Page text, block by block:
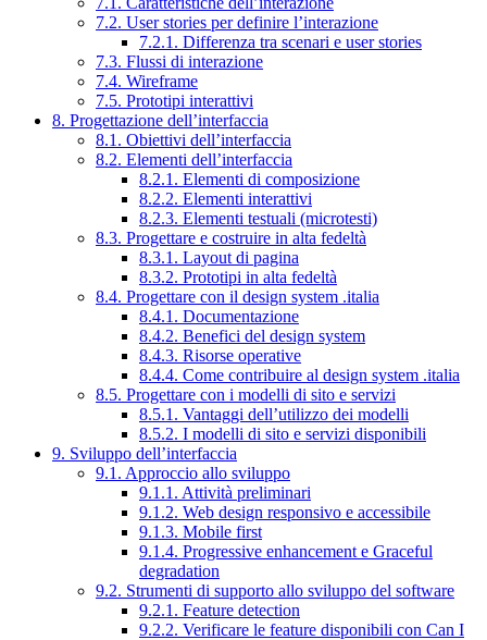
7.2. User stories per definire l’interazione
7.2.1. Differenza tra scenari e user stories
7.3. Flussi di interazione
7.4. Wireframe
7.5. Prototipi interattivi
8. Progettazione dell’interfaccia
8.1. Obiettivi dell’interfaccia
8.2. Elementi dell’interfaccia
8.2.1. Elementi di composizione
8.2.2. Elementi interattivi
8.2.3. Elementi testuali (microtesti)
8.3. Progettare e costruire in alta fedeltà
8.3.1. Layout di pagina
8.3.2. Prototipi in alta fedeltà
8.4. Progettare con il design system .italia
8.4.1. Documentazione
8.4.2. Benefici del design system
8.4.3. Risorse operative
8.4.4. Come contribuire al design system .italia
8.5. Progettare con i modelli di sito e servizi
8.5.1. Vantaggi dell’utilizzo dei modelli
8.5.2. I modelli di sito e servizi disponibili
9. Sviluppo dell’interfaccia
9.1. Approccio allo sviluppo
9.1.1. Attività preliminari
9.1.2. Web design responsivo e accessibile
9.1.3. Mobile first
9.1.4. Progressive enhancement e Graceful
degradation
9.2. Strumenti di supporto allo sviluppo del software
9.2.1. Feature detection
9.2.2. Verificare le feature disponibili con Can I